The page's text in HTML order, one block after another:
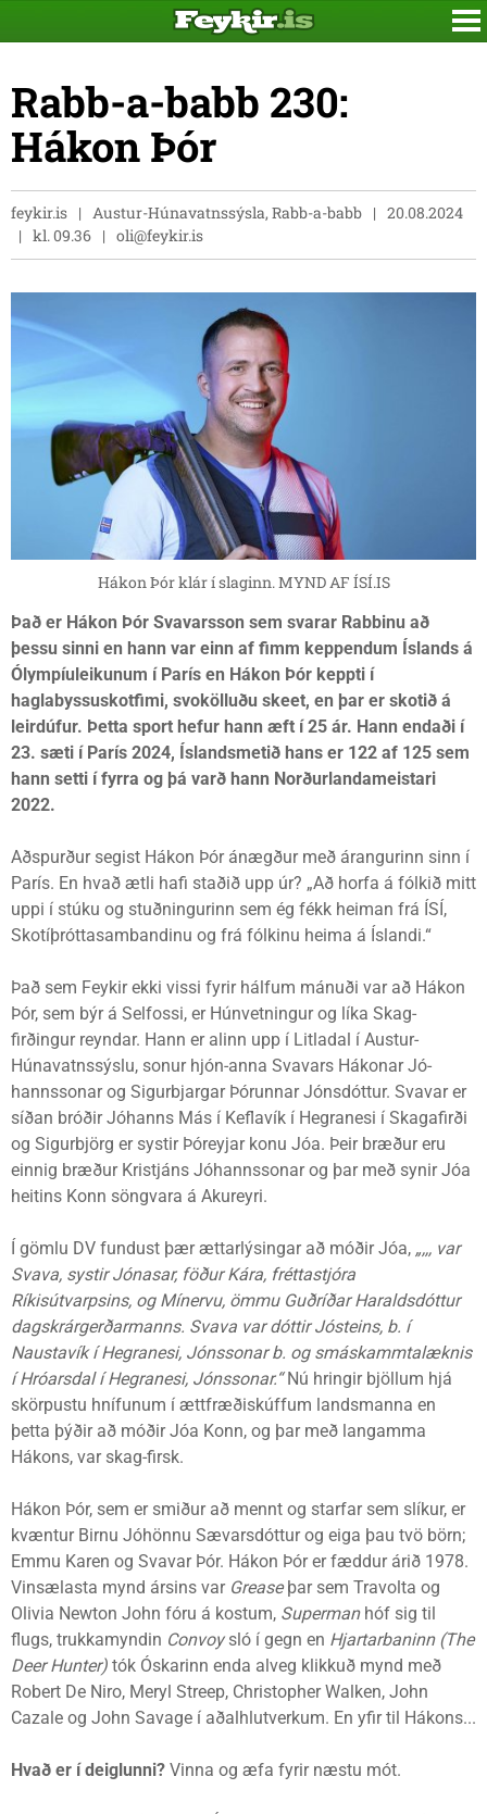
Rabb-a-babb 230:
Hákon Þór
feykir.is Austur-Húnavatnssýsla, Rabb-a-babb
20.08.2024
kl. 09.36
oli@feykir.is
Hákon Þór klár í slaginn. MYND AF ÍSÍ.IS
Það er Hákon Þór Svavarsson sem svarar Rabbinu að
þessu sinni en hann var einn af fimm keppendum Íslands á
Ólympíuleikunum í París en Hákon Þór keppti í
haglabyssuskotfimi, svokölluðu skeet, en þar er skotið á
leirdúfur. Þetta sport hefur hann æft í 25 ár. Hann endaði í
23. sæti í París 2024, Íslandsmetið hans er 122 af 125 sem
hann setti í fyrra og þá varð hann Norðurlandameistari
2022.
Aðspurður segist Hákon Þór ánægður með árangurinn sinn í
París. En hvað ætli hafi staðið upp úr? „Að horfa á fólkið mitt
uppi í stúku og stuðningurinn sem ég fékk heiman frá ÍSÍ,
Skotíþróttasambandinu og frá fólkinu heima á Íslandi.“
Það sem Feykir ekki vissi fyrir hálfum mánuði var að Hákon
Þór, sem býr á Selfossi, er Húnvetningur og líka Skag-
firðingur reyndar. Hann er alinn upp í Litladal í Austur-
Húnavatnssýslu, sonur hjón-anna Svavars Hákonar Jó-
hannssonar og Sigurbjargar Þórunnar Jónsdóttur. Svavar er
síðan bróðir Jóhanns Más í Keflavík í Hegranesi í Skagafirði
og Sigurbjörg er systir Þóreyjar konu Jóa. Þeir bræður eru
einnig bræður Kristjáns Jóhannssonar og þar með synir Jóa
heitins Konn söngvara á Akureyri.
Í gömlu DV fundust þær ættarlýsingar að móðir Jóa, „,,, var
Svava, systir Jónasar, föður Kára, fréttastjóra
Ríkisútvarpsins, og Mínervu, ömmu Guðríðar Haraldsdóttur
dagskrárgerðarmanns. Svava var dóttir Jósteins, b. í
Naustavík í Hegranesi, Jónssonar b. og smáskammtalæknis
í Hróarsdal í Hegranesi, Jónssonar.“Nú hringir bjöllum hjá
skörpustu hnífunum í ættfræðiskúffum landsmanna en
þetta þýðir að móðir Jóa Konn, og þar með langamma
Hákons, var skag-firsk.
Hákon Þór, sem er smiður að mennt og starfar sem slíkur, er
kvæntur Birnu Jóhönnu Sævarsdóttur og eiga þau tvö börn;
Emmu Karen og Svavar Þór. Hákon Þór er fæddur árið 1978.
Vinsælasta mynd ársins var Greaseþar sem Travolta og
Olivia Newton John fóru á kostum, Supermanhóf sig til
flugs, trukkamyndin Convoysló í gegn en Hjartarbaninn (The
Deer Hunter) tók Óskarinn enda alveg klikkuð mynd með
Robert De Niro, Meryl Streep, Christopher Walken, John
Cazale og John Savage í aðalhlutverkum. En yfir til Hákons...
Hvað er í deiglunni? Vinna og æfa fyrir næstu mót.